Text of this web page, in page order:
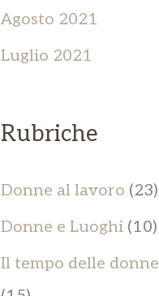
Agosto 2021
Luglio 2021
Rubriche
Donne al lavoro (23)
Donne e Luoghi (10)
Il tempo delle donne